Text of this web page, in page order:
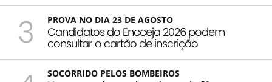
3 PROVA NO DIA 23 DE AGOSTO
Candidatos do Encceja 2026 podem
consultar o cartão de inscrição
SOCORRIDO PELOS BOMBEIROS